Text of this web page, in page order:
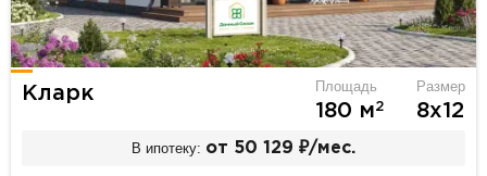
Кларк Площадь
180 м2
Размер
8х12
В ипотеку: от 50 129 ₽/мес.